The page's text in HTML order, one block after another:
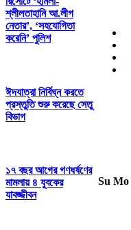
শ্লীলতাহানি আ.লীগ
নেতার’, ‘সহযোগিতা
করেনি’ পুলিশ
ঈদযাত্রা নির্বিঘ্ন করতে
প্রস্তুতি শুরু করেছে সেতু
বিভাগ
১৭ বছর আগের গণধর্ষণের
মামলায় ৪ ‎যুবকের
যাবজ্জীবন
Su Mo